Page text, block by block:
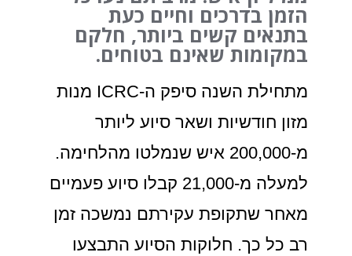
הזמן בדרכים וחיים כעת
בתנאים קשים ביותר, חלקם
במקומות שאינם בטוחים.
מתחילת השנה סיפק ה-ICRC מנות
מזון חודשיות ושאר סיוע ליותר
מ-200,000 איש שנמלטו מהלחימה.
למעלה מ-21,000 קבלו סיוע פעמיים
מאחר שתקופת עקירתם נמשכה זמן
רב כל כך. חלוקות הסיוע התבצעו